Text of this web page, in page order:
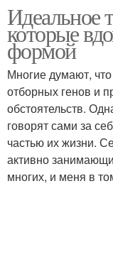
Идеальное
которые
формой
Многие думают,
отборных генов и
обстоятельств.
говорят сами за
частью их жизни.
активно
многих, и меня в